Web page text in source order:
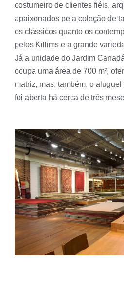
costumeiro de clientes fiéis,
apaixonados pela coleção de
os clássicos quanto os
pelos Killims e a grande
Já a unidade do Jardim
ocupa uma área de 700 m²,
matriz, mas, também, o
foi aberta há cerca de três